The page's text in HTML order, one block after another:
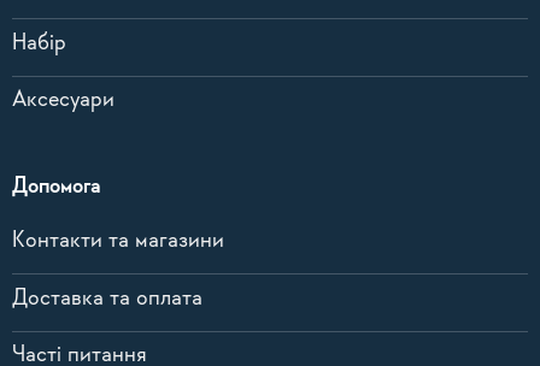
Набір
Аксесуари
Допомога
Контакти та магазини
Доставка та оплата
Часті питання